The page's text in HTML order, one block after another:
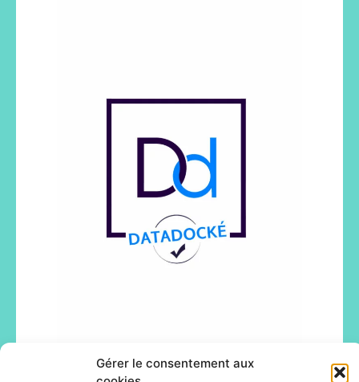
Gérer le consentement aux